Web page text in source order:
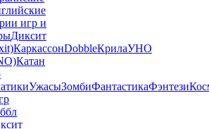
игр и
Диксит
КаркассонDobbleКрилаУНО
Катан
УжасыЗомбиФантастикаФэнтези